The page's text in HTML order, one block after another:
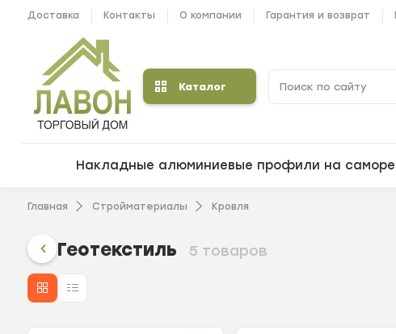
Доставка Контакты О компании Гарантия и возврат
Каталог
Накладные алюминиевые профили на
Главная Стройматериалы Кровля
Геотекстиль 5 товаров